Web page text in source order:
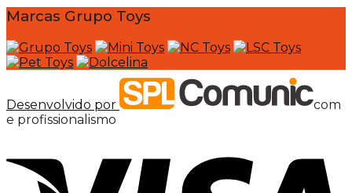
Marcas Grupo Toys
Desenvolvido por
com
e profissionalismo